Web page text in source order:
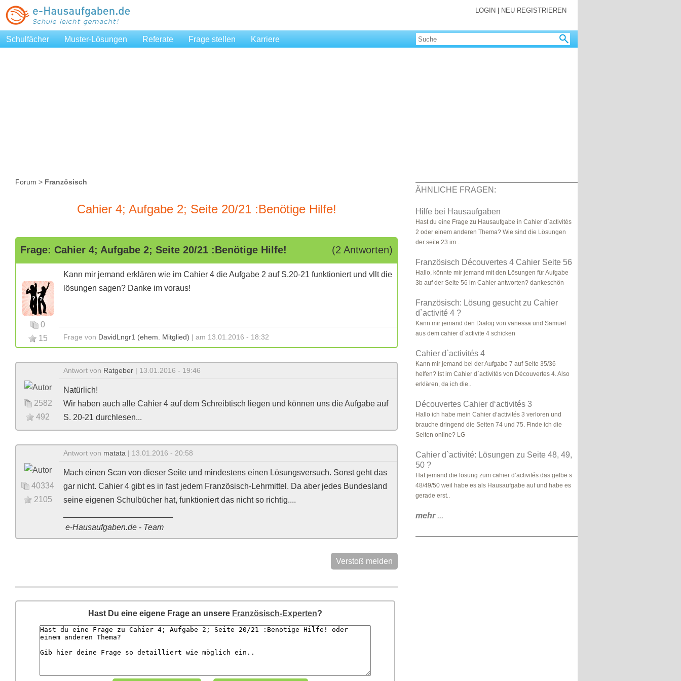
LOGIN NEU REGISTRIEREN
Schulfächer Muster-Lösungen Referate Frage stellen Karriere
Forum > Französisch
Cahier 4; Aufgabe 2; Seite 20/21 :Benötige Hilfe!
Frage: Cahier 4; Aufgabe 2; Seite 20/21 :Benötige Hilfe! (2 Antworten)
0
15
Kann mir jemand erklären wie im Cahier 4 die Aufgabe 2 auf S.20-21 funktioniert und vllt die
lösungen sagen? Danke im voraus!
Frage von DavidLngr1 (ehem. Mitglied) | am 13.01.2016 - 18:32
2582
492
Antwort von Ratgeber | 13.01.2016 - 19:46
Natürlich!
Wir haben auch alle Cahier 4 auf dem Schreibtisch liegen und können uns die Aufgabe auf
S. 20-21 durchlesen...
40334
2105
Antwort von matata | 13.01.2016 - 20:58
Mach einen Scan von dieser Seite und mindestens einen Lösungsversuch. Sonst geht das
gar nicht. Cahier 4 gibt es in fast jedem Französisch-Lehrmittel. Da aber jedes Bundesland
seine eigenen Schulbücher hat, funktioniert das nicht so richtig....
e-Hausaufgaben.de - Team
Verstoß melden
Hast Du eine eigene Frage an unsere Französisch-Experten?
ÄHNLICHE FRAGEN:
Hilfe bei Hausaufgaben
Hast du eine Frage zu Hausaufgabe in Cahier d`activités
2 oder einem anderen Thema? Wie sind die Lösungen
der seite 23 im ..
Französisch Découvertes 4 Cahier Seite 56
Hallo, könnte mir jemand mit den Lösungen für Aufgabe
3b auf der Seite 56 im Cahier antworten? dankeschön
Französisch: Lösung gesucht zu Cahier
d`activité 4 ?
Kann mir jemand den Dialog von vanessa und Samuel
aus dem cahier d`activite 4 schicken
Cahier d`activités 4
Kann mir jemand bei der Aufgabe 7 auf Seite 35/36
helfen? Ist im Cahier d`activités von Découvertes 4. Also
erklären, da ich die..
Découvertes Cahier d‘activités 3
Hallo ich habe mein Cahier d‘activités 3 verloren und
brauche dringend die Seiten 74 und 75. Finde ich die
Seiten online? LG
Cahier d`activité: Lösungen zu Seite 48, 49,
50 ?
Hat jemand die lösung zum cahier d’activités das gelbe s
48/49/50 weil habe es als Hausaufgabe auf und habe es
gerade erst..
mehr...